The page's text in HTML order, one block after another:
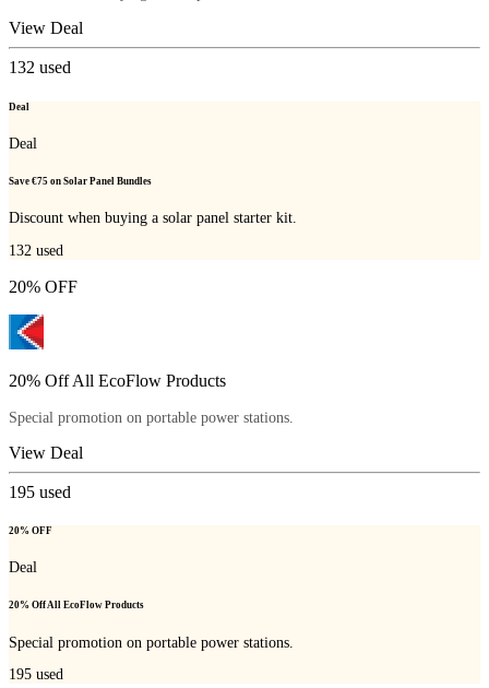
View Deal
132 used
Deal
Deal
Save €75 on Solar Panel Bundles
Discount when buying a solar panel starter kit.
132 used
20% OFF
20% Off All EcoFlow Products
Special promotion on portable power stations.
View Deal
195 used
20% OFF
Deal
20% Off All EcoFlow Products
Special promotion on portable power stations.
195 used